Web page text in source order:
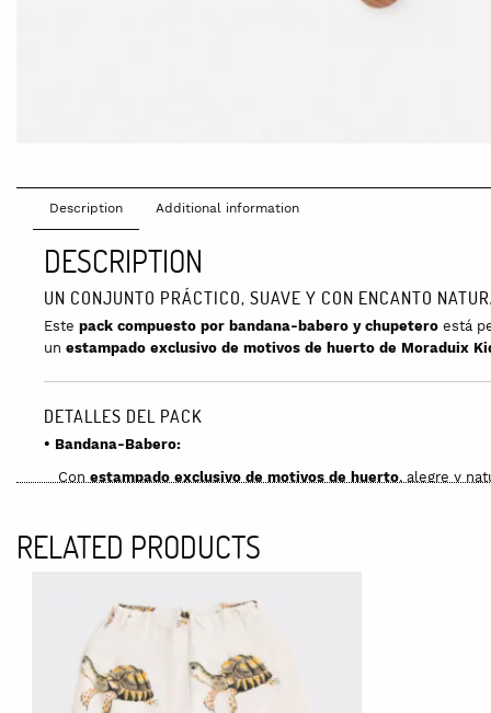
Description Additional information
DESCRIPTION
UN CONJUNTO PRÁCTICO, SUAVE Y CON ENCANTO
Este pack compuesto por bandana-babero y chupetero está
un estampado exclusivo de motivos de huerto de Moraduix
DETALLES DEL PACK
• Bandana-Babero:
Con estampado exclusivo de motivos de huerto, alegre y
Exterior en punto liso de algodón orgánico 100%
• Chupetero:
Ideal paramantener el chupete siempre al alcance del bebé
Diseño evolutivo
concierre de botón metálico
RELATED PRODUCTS